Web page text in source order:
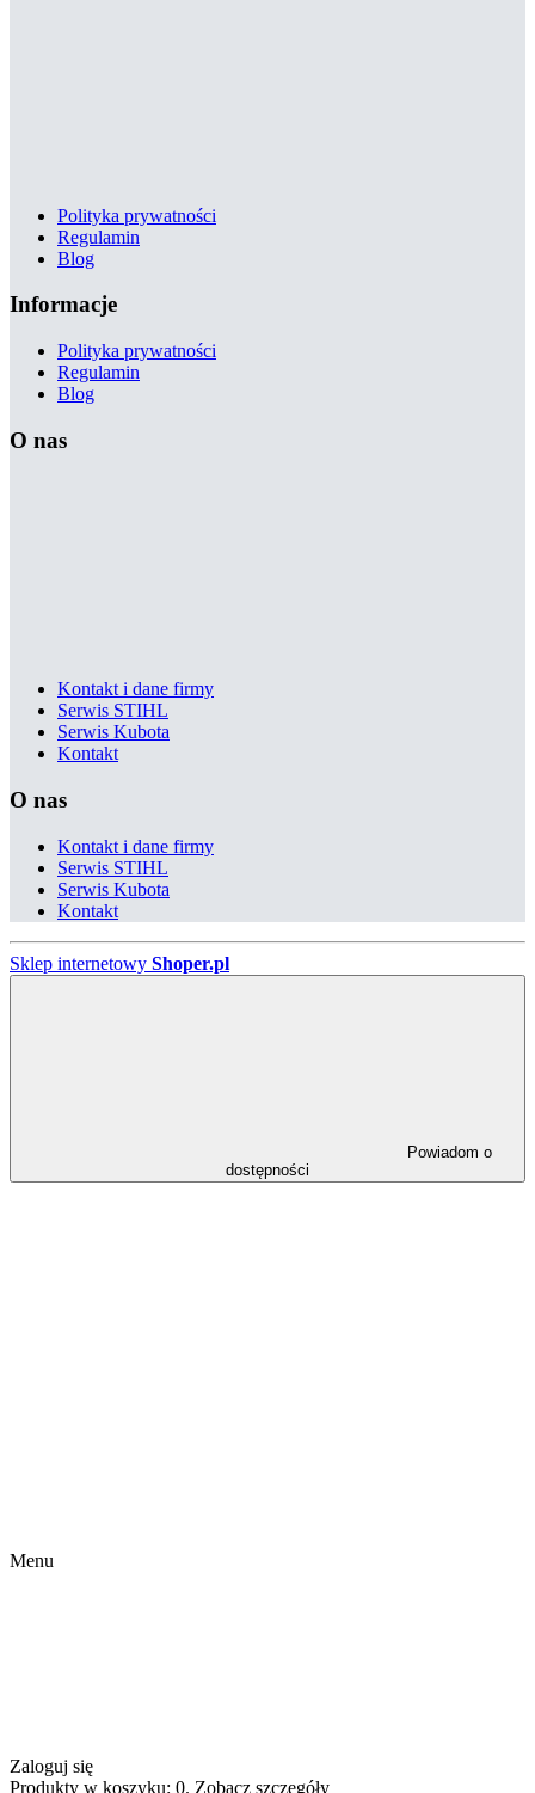
Polityka prywatności
Regulamin
Blog
Informacje
Polityka prywatności
Regulamin
Blog
O nas
Kontakt i dane firmy
Serwis STIHL
Serwis Kubota
Kontakt
O nas
Kontakt i dane firmy
Serwis STIHL
Serwis Kubota
Kontakt
Sklep internetowy Shoper.pl
dostępności
Menu
Zaloguj się
Produkty w koszyku: 0. Zobacz szczegóły